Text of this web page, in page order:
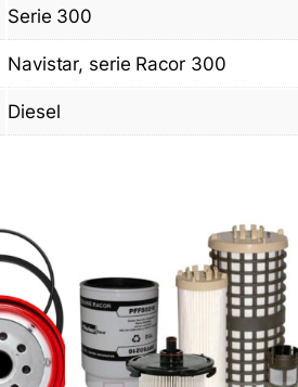
Serie 300
Navistar, serie Racor 300
Diesel